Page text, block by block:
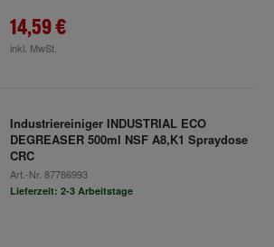
14,59 €
inkl. MwSt.
Industriereiniger INDUSTRIAL ECO
DEGREASER 500ml NSF A8,K1 Spraydose
CRC
Art.-Nr. 87786993
Lieferzeit: 2-3 Arbeitstage